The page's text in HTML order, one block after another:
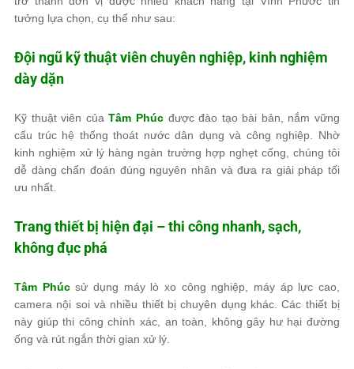
tưởng lựa chọn, cụ thể như sau:
Đội ngũ kỹ thuật viên chuyên nghiệp, kinh nghiệm
dày dặn
Kỹ thuật viên củaTâm Phúcđược đào tạo bài bản, nắm vững
cấu trúc hệ thống thoát nước dân dụng và công nghiệp. Nhờ
kinh nghiệm xử lý hàng ngàn trường hợp nghẹt cống, chúng tôi
dễ dàng chẩn đoán đúng nguyên nhân và đưa ra giải pháp tối
ưu nhất.
Trang thiết bị hiện đại – thi công nhanh, sạch,
không đục phá
Tâm Phúcsử dụng máy lò xo công nghiệp, máy áp lực cao,
camera nội soi và nhiều thiết bị chuyên dụng khác. Các thiết bị
này giúp thi công chính xác, an toàn, không gây hư hại đường
ống và rút ngắn thời gian xử lý.